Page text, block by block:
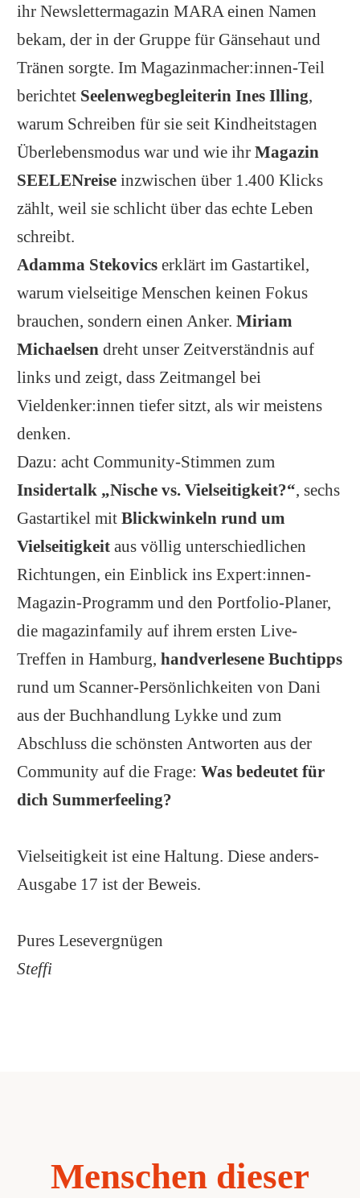
ihr Newslettermagazin MARA einen Namen
bekam, der in der Gruppe für Gänsehaut und
Tränen sorgte. Im Magazinmacher:innen-Teil
berichtet Seelenwegbegleiterin Ines Illing,
warum Schreiben für sie seit Kindheitstagen
Überlebensmodus war und wie ihr Magazin
SEELENreiseinzwischen über 1.400 Klicks
zählt, weil sie schlicht über das echte Leben
schreibt.
Adamma Stekovicserklärt im Gastartikel,
warum vielseitige Menschen keinen Fokus
brauchen, sondern einen Anker. Miriam
Michaelsen dreht unser Zeitverständnis auf
links und zeigt, dass Zeitmangel bei
Vieldenker:innen tiefer sitzt, als wir meistens
denken.
Dazu: acht Community-Stimmen zum
Insidertalk „Nische vs. Vielseitigkeit?“, sechs
Gastartikel mit Blickwinkeln rund um
Vielseitigkeitaus völlig unterschiedlichen
Richtungen, ein Einblick ins Expert:innen-
Magazin-Programm und den Portfolio-Planer,
die magazinfamily auf ihrem ersten Live-
Treffen in Hamburg, handverlesene Buchtipps
rund um Scanner-Persönlichkeiten von Dani
aus der Buchhandlung Lykke und zum
Abschluss die schönsten Antworten aus der
Community auf die Frage: Was bedeutet für
dich Summerfeeling?
Vielseitigkeit ist eine Haltung. Diese anders-
Ausgabe 17 ist der Beweis.
Pures Lesevergnügen
Steffi
Menschen dieser